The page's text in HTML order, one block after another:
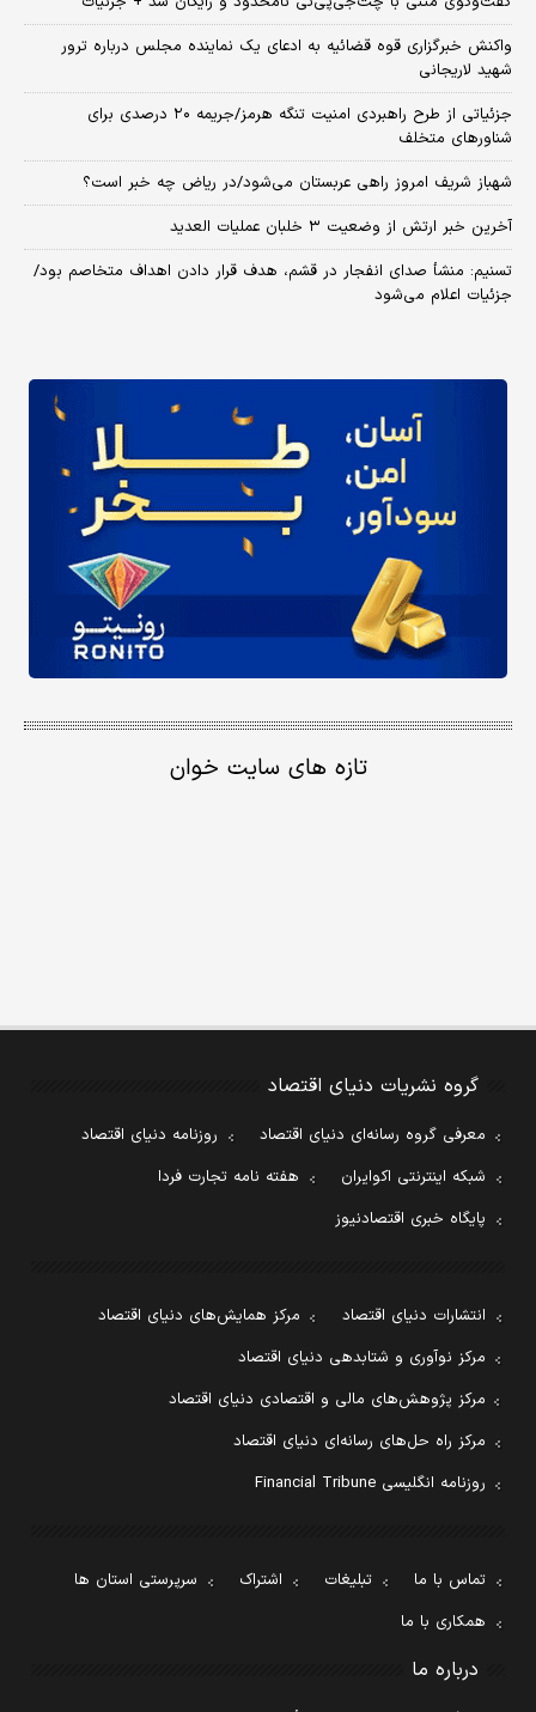
واکنش خبرگزاری قوه قضائیه به ادعای یک نماینده مجلس درباره ترور
شهید لاریجانی
جزئیاتی از طرح راهبردی امنیت تنگه هرمز/جریمه ۲۰ درصدی برای
شناورهای متخلف
شهباز شریف امروز راهی عربستان می‌شود/در ریاض چه خبر است؟
آخرین خبر ارتش از وضعیت ۳ خلبان عملیات العدید
تسنیم: منشأ صدای انفجار در قشم، هدف قرار دادن اهداف متخاصم بود/
جزئیات اعلام می‌شود
تازه های سایت خوان
گروه نشریات دنیای اقتصاد
معرفی گروه رسانه‌ای دنیای اقتصاد
روزنامه دنیای اقتصاد
شبکه اینترنتی اکوایران
هفته نامه تجارت فردا
پایگاه خبری اقتصادنیوز
انتشارات دنیای اقتصاد
مرکز همایش‌های دنیای اقتصاد
مرکز نوآوری و شتابدهی دنیای اقتصاد
مرکز پژوهش‌های مالی و اقتصادی دنیای اقتصاد
مرکز راه حل‌های رسانه‌ای دنیای اقتصاد
روزنامه انگلیسی Financial Tribune
تماس با ما تبلیغات اشتراک
سرپرستی استان ها
همکاری با ما
درباره ما